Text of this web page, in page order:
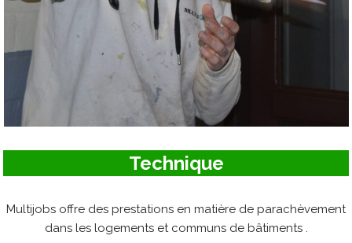
Technique
Multijobs offre des prestations en matière de parachèvement
dans les logements et communs de bâtiments .